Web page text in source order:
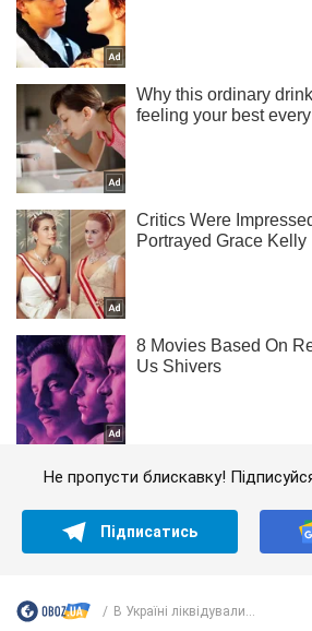
Не пропусти блискавку!
Підписатись
В Україні ліквідували...